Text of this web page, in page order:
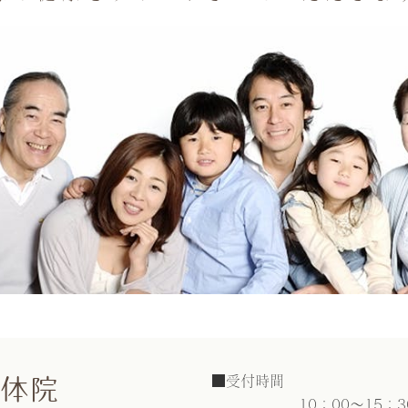
院
■受付時間
10：00〜15：